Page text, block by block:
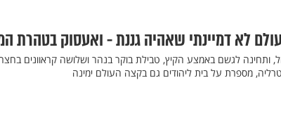
לא דמיינתי שאהיה גננת - ואעסוק בטהרת
ותחינה לגשם באמצע הקיץ, טבילת בוקר בנהר ושלושה קראוונים
מספרת על בית ליהודים גם בקצה העולם ימינה